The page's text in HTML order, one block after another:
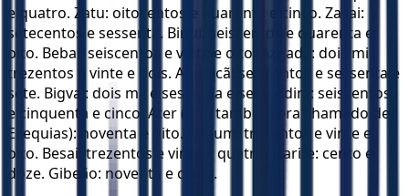
e quatro. Zatu: oitocentos e quarenta e cinco. Zacai:
setecentos e sessenta. Binui: seiscentos e quarenta e
oito. Bebai: seiscentos e vinte e oito. Azgade: dois mil
trezentos e vinte e dois. Adonicã: seiscentos e sessenta e
sete. Bigvai: dois mil e sessenta e sete. Adim: seiscentos
e cinquenta e cinco. Ater (que também era chamado de
Ezequias): noventa e oito. Hasum: trezentos e vinte e
oito. Besai: trezentos e vinte e quatro. Harife: cento e
doze. Gibeão: noventa e cinco.